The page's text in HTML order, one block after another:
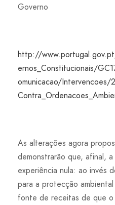
Governo
http://
ernos_Constitucionais/
omunicacao/Intervencoes/
As alterações agora
demonstrarão que, afinal,
experiência nula: ao invés
para a protecção
fonte de receitas de que